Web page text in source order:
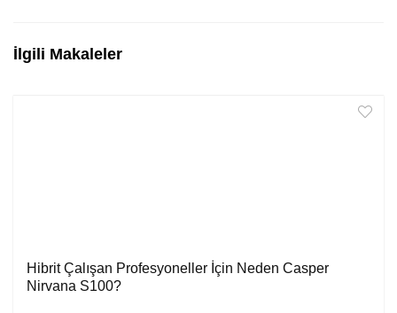
İlgili Makaleler
Hibrit Çalışan Profesyoneller İçin Neden Casper
Nirvana S100?